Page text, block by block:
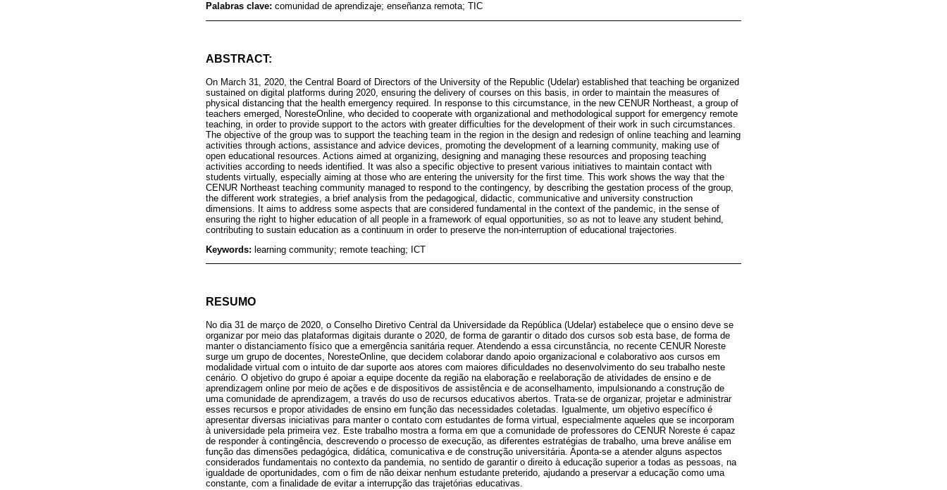
Palabras clave: comunidad de aprendizaje; enseñanza remota; TIC
ABSTRACT:
On March 31, 2020, the Central Board of Directors of the University of the Republic (Udelar) established that teaching be organized
sustained on digital platforms during 2020, ensuring the delivery of courses on this basis, in order to maintain the measures of
physical distancing that the health emergency required. In response to this circumstance, in the new CENUR Northeast, a group of
teachers emerged, NoresteOnline, who decided to cooperate with organizational and methodological support for emergency remote
teaching, in order to provide support to the actors with greater difficulties for the development of their work in such circumstances.
The objective of the group was to support the teaching team in the region in the design and redesign of online teaching and learning
activities through actions, assistance and advice devices, promoting the development of a learning community, making use of
open educational resources. Actions aimed at organizing, designing and managing these resources and proposing teaching
activities according to needs identified. It was also a specific objective to present various initiatives to maintain contact with
students virtually, especially aiming at those who are entering the university for the first time. This work shows the way that the
CENUR Northeast teaching community managed to respond to the contingency, by describing the gestation process of the group,
the different work strategies, a brief analysis from the pedagogical, didactic, communicative and university construction
dimensions. It aims to address some aspects that are considered fundamental in the context of the pandemic, in the sense of
ensuring the right to higher education of all people in a framework of equal opportunities, so as not to leave any student behind,
contributing to sustain education as a continuum in order to preserve the non-interruption of educational trajectories.
Keywords: learning community; remote teaching; ICT
RESUMO
No dia 31 de março de 2020, o Conselho Diretivo Central da Universidade da República (Udelar) estabelece que o ensino deve se
organizar por meio das plataformas digitais durante o 2020, de forma de garantir o ditado dos cursos sob esta base, de forma de
manter o distanciamento físico que a emergência sanitária requer. Atendendo a essa circunstância, no recente CENUR Noreste
surge um grupo de docentes, NoresteOnline, que decidem colaborar dando apoio organizacional e colaborativo aos cursos em
modalidade virtual com o intuito de dar suporte aos atores com maiores dificuldades no desenvolvimento do seu trabalho neste
cenário. O objetivo do grupo é apoiar a equipe docente da região na elaboração e reelaboração de atividades de ensino e de
aprendizagem online por meio de ações e de dispositivos de assistência e de aconselhamento, impulsionando a construção de
uma comunidade de aprendizagem, a través do uso de recursos educativos abertos. Trata-se de organizar, projetar e administrar
esses recursos e propor atividades de ensino em função das necessidades coletadas. Igualmente, um objetivo específico é
apresentar diversas iniciativas para manter o contato com estudantes de forma virtual, especialmente aqueles que se incorporam
à universidade pela primeira vez. Este trabalho mostra a forma em que a comunidade de professores do CENUR Noreste é capaz
de responder à contingência, descrevendo o processo de execução, as diferentes estratégias de trabalho, uma breve análise em
função das dimensões pedagógica, didática, comunicativa e de construção universitária. Aponta-se a atender alguns aspectos
considerados fundamentais no contexto da pandemia, no sentido de garantir o direito à educação superior a todas as pessoas, na
igualdade de oportunidades, com o fim de não deixar nenhum estudante preterido, ajudando a preservar a educação como uma
constante, com a finalidade de evitar a interrupção das trajetórias educativas.